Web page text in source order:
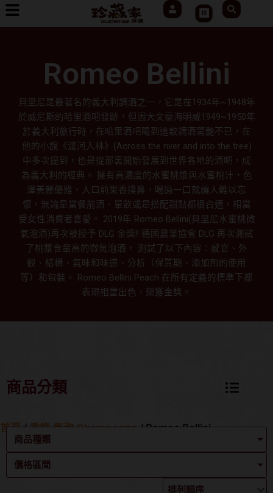
跳
User
Cart
Search
Romeo Bellini
貝里尼是最著名的義大利調酒之一，它是在1934年~1948年
於威尼斯的哈里酒吧發跡，但因大文豪海明威1949~1950年
於義大利旅行時，在哈里酒吧喝到這款調酒驚艷不已，在
他的小說《渡河入林》(Across the river and into the tree)
中多次提到，也是從那裏開始發展到世界各地的酒吧，成
為義大利的經典。 擁有高濃度的水蜜桃漿與水蜜桃汁，色
澤美麗優雅，入口前果香撲鼻，喝過一口就讓人難以忘
懷，無論是當餐前酒、單飲或是搭配甜點都很合適，相當
受女性消費者喜愛。 2019年 Romeo Bellini(貝里尼水蜜桃微
氣泡酒)再次被授予 DLG 金獎!! 德國農業協會 DLG 再次測試
了桃漿含量高的微氣泡酒， 測試了以下內容：感官、外
觀、結構、氣味和味道、分析（保質期、添加劑的使用
等）和包裝。 Romeo Bellini Peach 在所有定義的標準下都
表現相當出色，榮獲金獎。
商品分類
首頁/香檳.氣泡 Champagne/ Romeo Bellini
商品種類
價格區間